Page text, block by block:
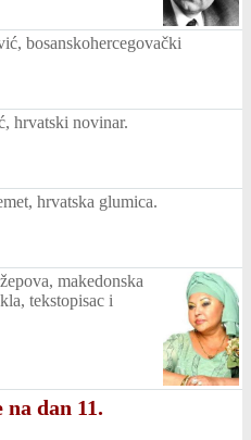
bosanskohercegovački
hrvatski novinar.
hrvatska glumica.
makedonska
tekstopisac i
dan 11.